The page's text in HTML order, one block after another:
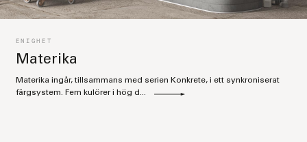
ENIGHET
Materika
Materika ingår, tillsammans med serien Konkrete, i ett synkroniserat
färgsystem. Fem kulörer i hög d...